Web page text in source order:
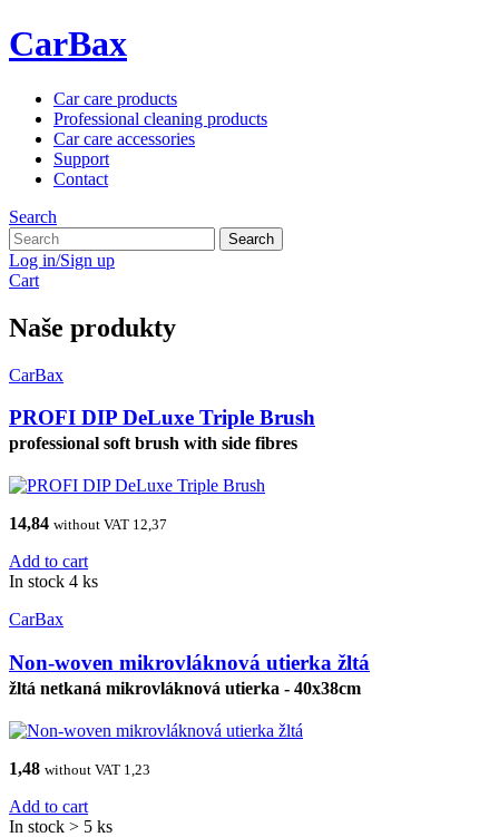
CarBax
Car care products
Professional cleaning products
Car care accessories
Support
Contact
Search
Search
Log in/Sign up
Cart
Naše produkty
CarBax
PROFI DIP DeLuxe Triple Brush
professional soft brush with side fibres
14,84 without VAT 12,37
Add to cart
In stock 4 ks
CarBax
Non-woven mikrovláknová utierka žltá
žltá netkaná mikrovláknová utierka - 40x38cm
1,48 without VAT 1,23
Add to cart
In stock > 5 ks